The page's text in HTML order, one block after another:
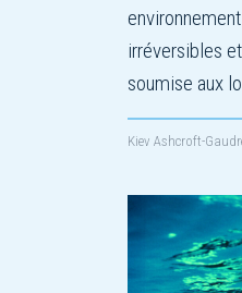
irréversibles
soumise aux
Kiev Ashcroft-